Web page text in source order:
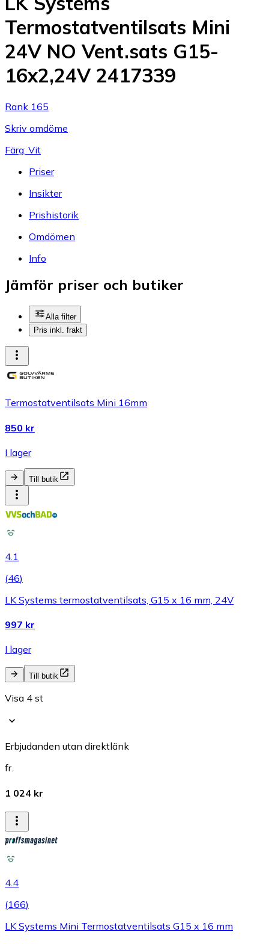
Termostatventilsats Mini
24V NO Vent.sats G15-
16x2,24V 2417339
Rank 165
Skriv omdöme
Färg: Vit
Priser
Insikter
Prishistorik
Omdömen
Info
Jämför priser och butiker
Alla filter
Pris inkl. frakt
Termostatventilsats Mini 16mm
850 kr
I lager
Till butik
4.1
(46)
LK Systems termostatventilsats, G15 x 16 mm, 24V
997 kr
I lager
Till butik
Visa 4 st
Erbjudanden utan direktlänk
fr.
1 024 kr
4.4
(166)
LK Systems Mini Termostatventilsats G15 x 16 mm